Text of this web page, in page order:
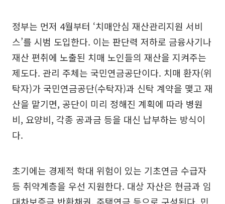
정부는 먼저 4월부터 ‘치매안심 재산관리지원 서비
스’를 시범 도입한다. 이는 판단력 저하로 금융사기나
재산 편취에 노출된 치매 노인들의 재산을 지켜주는
제도다. 관리 주체는 국민연금공단이다. 치매 환자(위
탁자)가 국민연금공단(수탁자)과 신탁 계약을 맺고 재
산을 맡기면, 공단이 미리 정해진 계획에 따라 병원
비, 요양비, 각종 공과금 등을 대신 납부하는 방식이
다.
초기에는 경제적 학대 위험이 있는 기초연금 수급자
등 취약계층을 우선 지원한다. 대상 자산은 현금과 임